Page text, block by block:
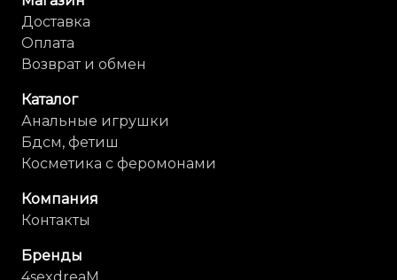
Доставка
Оплата
Возврат и обмен
Каталог
Анальные игрушки
Бдсм, фетиш
Косметика с феромонами
Компания
Контакты
Бренды